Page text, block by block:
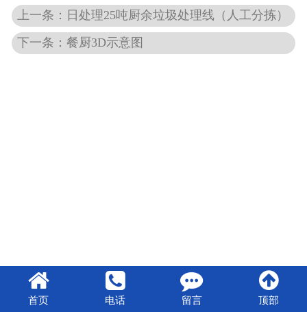
上一条：日处理25吨厨余垃圾处理线（人工分拣）
下一条：餐厨3D示意图
首页 电话 留言 顶部